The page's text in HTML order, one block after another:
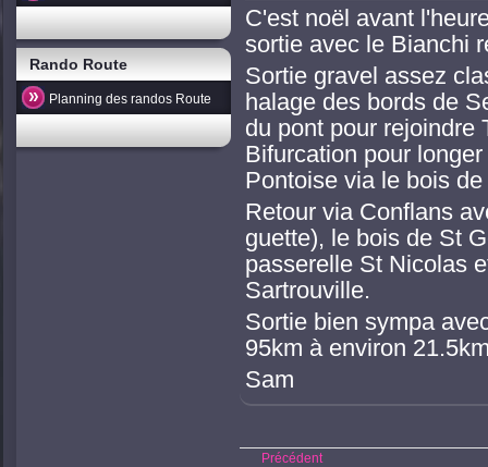
Rando Route
Planning des randos Route
C'est noël avant
sortie avec le Bianchi
Sortie gravel assez
halage des bords de
du pont pour rejoindre
Bifurcation pour
Pontoise via le bois de
Retour via Conflans
guette), le bois de St
passerelle St Nicolas
Sartrouville.
Sortie bien sympa
95km à environ
Sam
Précédent